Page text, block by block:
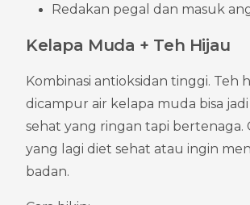
Redakan pegal dan masuk
Kelapa Muda + Teh Hijau
Kombinasi antioksidan tinggi. Teh
dicampur air kelapa muda bisa
sehat yang ringan tapi bertenaga.
yang lagi diet sehat atau ingin
badan.